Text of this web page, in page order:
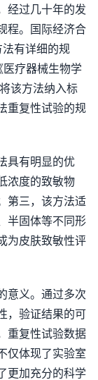
经过几十年的发
程。国际经济合
法有详细的规
医疗器械生物学
该方法纳入标
重复性试验的规
具有明显的优
浓度的致敏物
第三，该方法适
半固体等不同形
为皮肤致敏性评
意义。通过多次
，验证结果的可
重复性试验数据
仅体现了实验室
更加充分的科学